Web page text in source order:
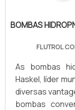
BOMBAS
FLUTROL
As bombas
Haskel, líder
diversas
bombas